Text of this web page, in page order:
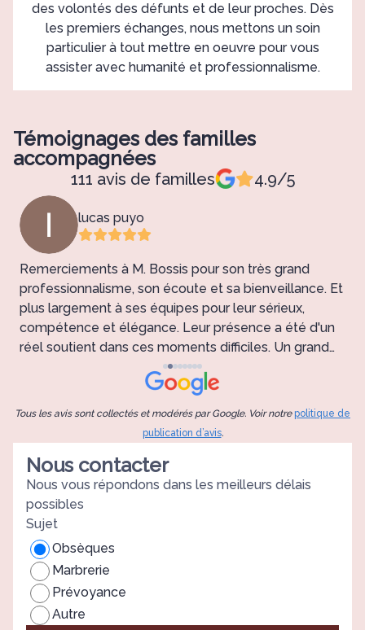
des volontés des défunts et de leur proches. Dès
les premiers échanges, nous mettons un soin
particulier à tout mettre en oeuvre pour vous
assister avec humanité et professionnalisme.
Témoignages des familles
accompagnées
111 avis de familles 4.9/5
lucas puyo
Remerciements à M. Bossis pour son très grand
professionnalisme, son écoute et sa bienveillance. Et
plus largement à ses équipes pour leur sérieux,
compétence et élégance. Leur présence a été d'un
réel soutient dans ces moments difficiles. Un grand
Tous les avis sont collectés et modérés par Google. Voir notrepolitique de
publication d’avis.
Nous contacter
Nous vous répondons dans les meilleurs délais
possibles
Sujet
Obsèques
Marbrerie
Prévoyance
Autre